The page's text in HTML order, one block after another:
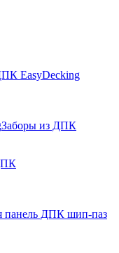
EasyDecking
Заборы из ДПК
панель ДПК шип-паз